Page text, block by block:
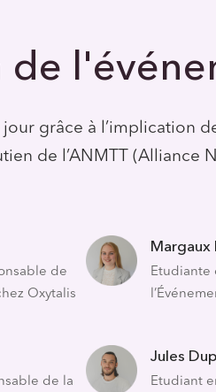
de
grâce à l’implication
de l’ANMTT (Alliance
de
Oxytalis
Margaux
Etudiante
de la
Jules
Etudiant